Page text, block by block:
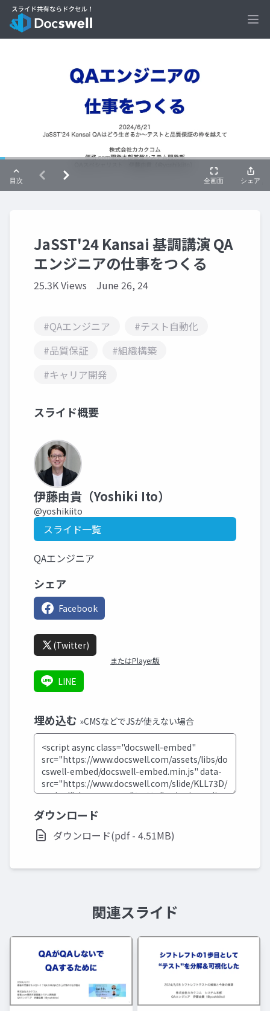
JaSST'24 Kansai 基調講演 QA
エンジニアの仕事をつくる
25.3K Views June 26, 24
#QAエンジニア
#テスト自動化
#品質保証
#組織構築
#キャリア開発
スライド概要
伊藤由貴（Yoshiki Ito）
@yoshikiito
スライド一覧
QAエンジニア
シェア
Facebook
(Twitter)
またはPlayer版
LINE
埋め込む »CMSなどでJSが使えない場合
ダウンロード
ダウンロード(pdf - 4.51MB)
関連スライド